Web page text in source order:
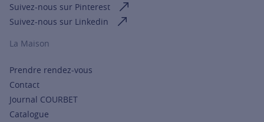
Suivez-nous sur Pinterest
Suivez-nous sur Linkedin
La Maison
Prendre rendez-vous
Contact
Journal COURBET
Catalogue